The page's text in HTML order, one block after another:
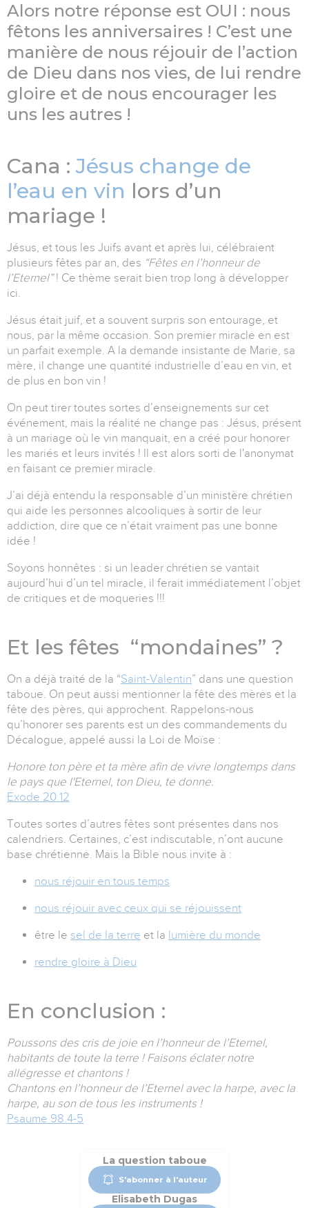
Alors notre réponse est OUI : nous
fêtons les anniversaires ! C’est une
manière de nous réjouir de l’action
de Dieu dans nos vies, de lui rendre
gloire et de nous encourager les
uns les autres !
Cana :Jésus change de
l’eau en vin lors d’un
mariage !
Jésus, et tous les Juifs avant et après lui, célébraient
plusieurs fêtes par an, des “Fêtes en l’honneur de
l’Eternel”! Ce thème serait bien trop long à développer
ici.
Jésus était juif, et a souvent surpris son entourage, et
nous, par la même occasion. Son premier miracle en est
un parfait exemple. A la demande insistante de Marie, sa
mère, il change une quantité industrielle d’eau en vin, et
de plus en bon vin !
On peut tirer toutes sortes d’enseignements sur cet
événement, mais la réalité ne change pas : Jésus, présent
à un mariage où le vin manquait, en a créé pour honorer
les mariés et leurs invités ! Il est alors sorti de l'anonymat
en faisant ce premier miracle.
J’ai déjà entendu la responsable d’un ministère chrétien
qui aide les personnes alcooliques à sortir de leur
addiction, dire que ce n’était vraiment pas une bonne
idée !
Soyons honnêtes : si un leader chrétien se vantait
aujourd’hui d’un tel miracle, il ferait immédiatement l’objet
de critiques et de moqueries !!!
Et les fêtes “mondaines” ?
On a déjà traité de la “Saint-Valentin” dans une question
taboue. On peut aussi mentionner la fête des mères et la
fête des pères, qui approchent. Rappelons-nous
qu’honorer ses parents est un des commandements du
Décalogue, appelé aussi la Loi de Moïse :
Honore ton père et ta mère afin de vivre longtemps dans
le pays que l'Eternel, ton Dieu, te donne.
Exode 20.12
Toutes sortes d’autres fêtes sont présentes dans nos
calendriers. Certaines, c’est indiscutable, n’ont aucune
base chrétienne. Mais la Bible nous invite à :
nous réjouir en tous temps
nous réjouir avec ceux qui se réjouissent
être le sel de la terre et la lumière du monde
rendre gloire à Dieu
En conclusion :
Poussons des cris de joie en l’honneur de l’Eternel,
habitants de toute la terre ! Faisons éclater notre
allégresse et chantons !
Chantons en l’honneur de l’Eternel avec la harpe, avec la
harpe, au son de tous les instruments !
Psaume 98.4-5
La question taboue
S'abonner à l'auteur
Elisabeth Dugas